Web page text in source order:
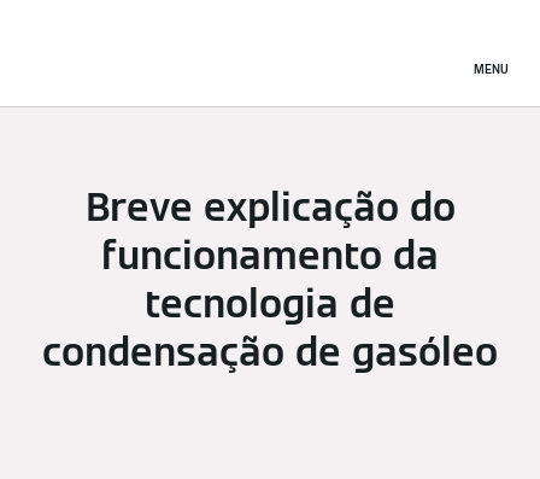
MENU
Breve explicação do
funcionamento da
tecnologia de
condensação de gasóleo